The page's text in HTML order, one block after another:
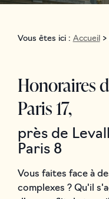
Vous êtes ici : Accueil>
Honoraires
Paris 17,
près de
Paris 8
Vous faites face à
complexes ? Qu'il